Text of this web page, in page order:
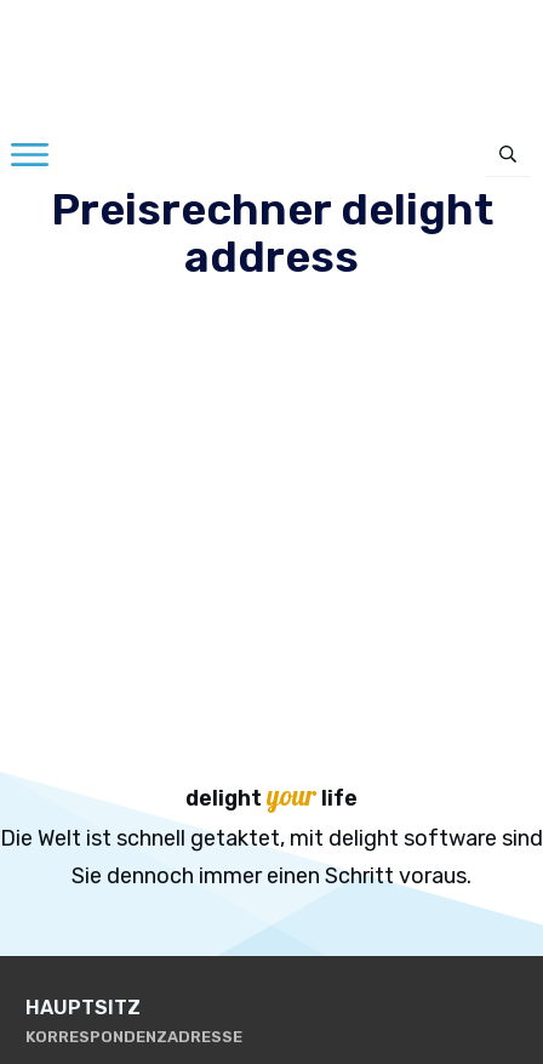
Preisrechner delight
address
delight your life
Die Welt ist schnell getaktet, mit delight software sind
Sie dennoch immer einen Schritt voraus.
HAUPTSITZ
KORRESPONDENZADRESSE